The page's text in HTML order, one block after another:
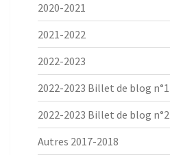
2020-2021
2021-2022
2022-2023
2022-2023 Billet de blog n°1
2022-2023 Billet de blog n°2
Autres 2017-2018